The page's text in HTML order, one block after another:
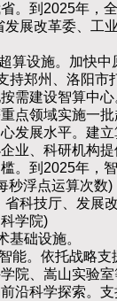
。到2025年，
发展改革委、工
设施。加快中
持郑州、洛阳市
需建设智算中
点领域实施一批
发展水平。建
业、科研机构
。到2025年，
秒浮点运算次数)
科技厅、发展
学院)
础设施。
。依托战略支
院、嵩山实验室
沿科学探索。